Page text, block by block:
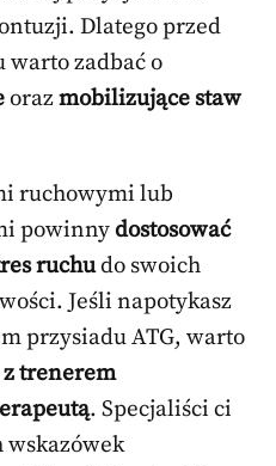
Dlatego przed
zadbać o
orazmobilizujące staw
ruchowymi lub
powinnydostosować
ruchudo swoich
Jeśli napotykasz
przysiadu ATG, warto
trenerem
. Specjaliści ci
wskazówek